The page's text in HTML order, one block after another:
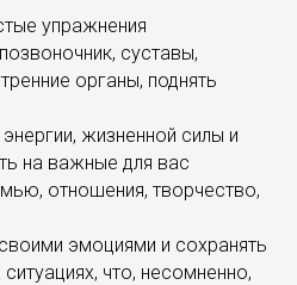
упражнения
суставы,
органы, поднять
жизненной силы и
на важные для вас
отношения, творчество,
эмоциями и сохранять
что, несомненно,